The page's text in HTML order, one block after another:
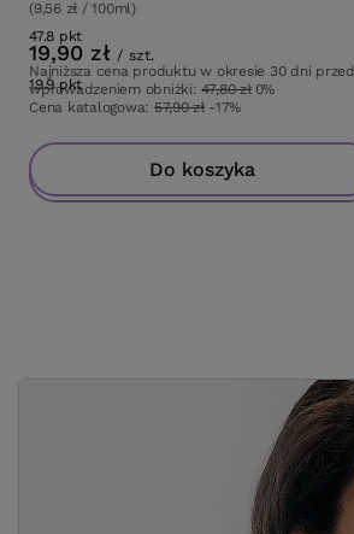
(9,56 zł / 100ml)
47.8 pkt
Najniższa cena produktu w okresie 30 dni przed
wprowadzeniem obniżki:47,80 zł 0%
Cena katalogowa: 57,90 zł -17%
Do koszyka
19,90 zł / szt.
19.9pktpunktów
Do koszyka